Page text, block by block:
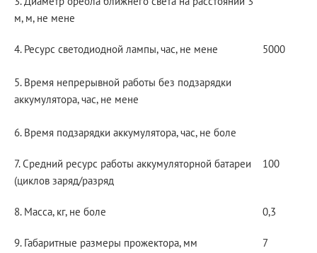
м, м, не мене
4. Ресурс светодиодной лампы, час, не мене 5000
5. Время непрерывной работы без подзарядки
аккумулятора, час, не мене
6. Время подзарядки аккумулятора, час, не боле
7. Средний ресурс работы аккумуляторной батареи
(циклов заряд/разряд
100
8. Масса, кг, не боле 0,3
9. Габаритные размеры прожектора, мм 7